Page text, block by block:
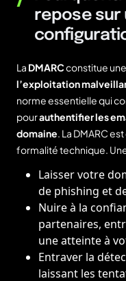
repose sur
La DMARCconstitue
l’exploitation
norme essentielle qui
pourauthentifier les
domaine. La DMARC
formalité technique.
Laisser votre
de phishing et
Nuire à la
partenaires,
une atteinte à
Entraver la
laissant les